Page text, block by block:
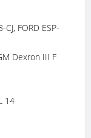
FORD ESP-
Dexron III F
14